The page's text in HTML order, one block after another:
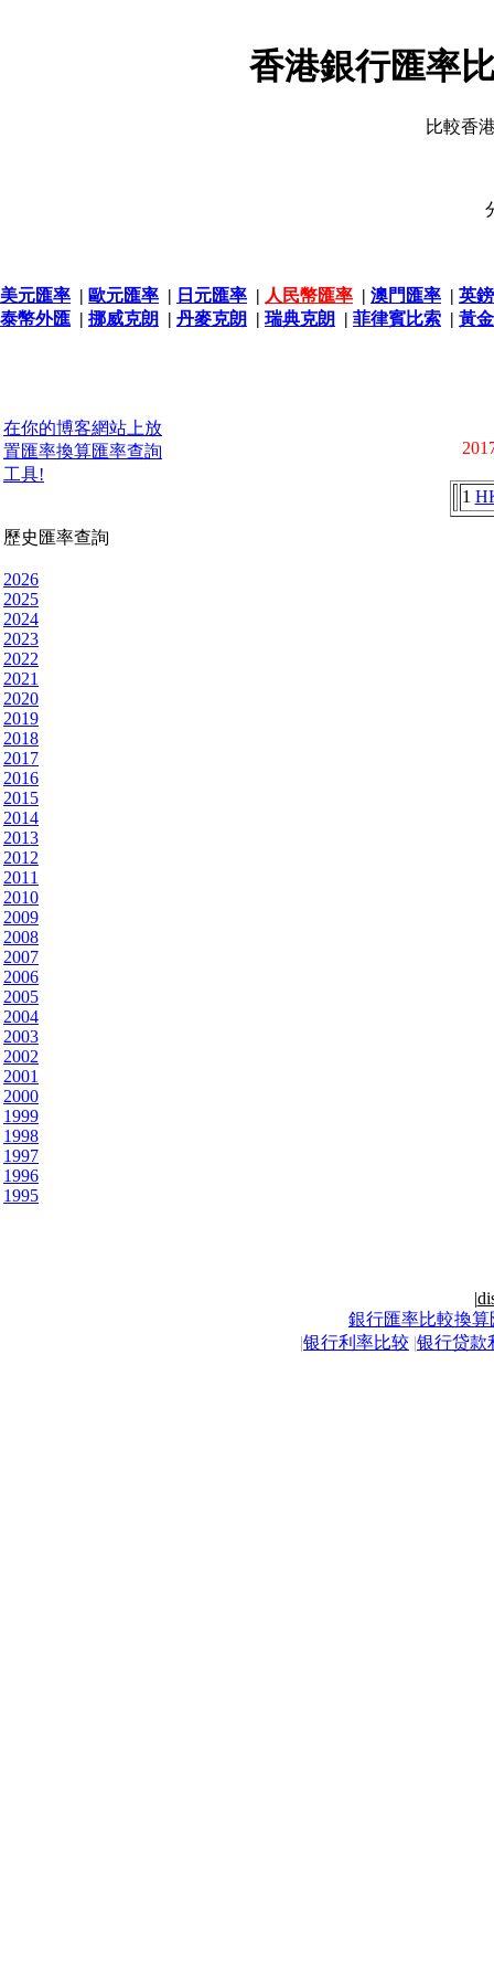
香港銀行匯率
比較香
美元匯率 | 歐元匯率 | 日元匯率 | 人民幣匯率 | 澳門匯率 | 英
泰幣外匯 | 挪威克朗 | 丹麥克朗 | 瑞典克朗 | 菲律賓比索 | 黃
在你的博客網站上放
置匯率換算匯率查詢
工具!
歷史匯率查詢
2026
2025
2024
2023
2022
2021
2020
2019
2018
2017
2016
2015
2014
2013
2012
2011
2010
2009
2008
2007
2006
2005
2004
2003
2002
2001
2000
1999
1998
1997
1996
1995
1
|
銀行匯率比較換算
|银行利率比较 |银行贷款